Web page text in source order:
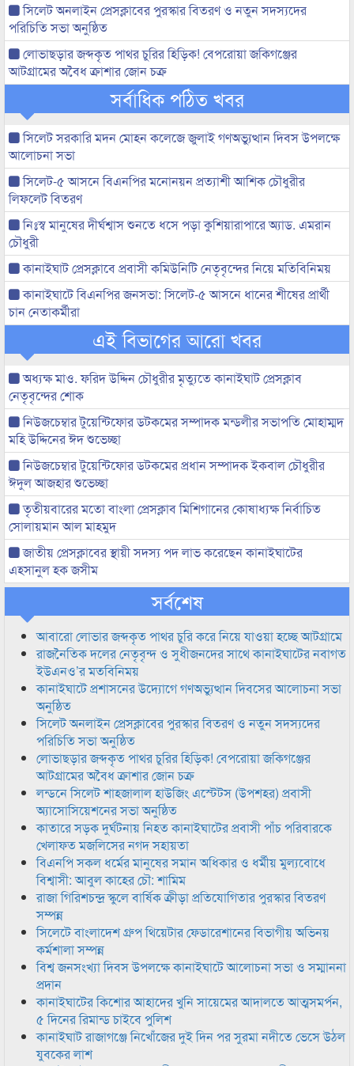
সিলেট অনলাইন প্রেসক্লাবের পুরস্কার বিতরণ ও নতুন সদস্যদের
পরিচিতি সভা অনুষ্ঠিত
লোভাছড়ার জব্দকৃত পাথর চুরির হিড়িক! বেপরোয়া জকিগঞ্জের
আটগ্রামের অবৈধ ক্রাশার জোন চক্র
সর্বাধিক পঠিত খবর
সিলেট সরকারি মদন মোহন কলেজে জুলাই গণঅভ্যুত্থান দিবস উপলক্ষে
আলোচনা সভা
সিলেট-৫ আসনে বিএনপির মনোনয়ন প্রত্যাশী আশিক চৌধুরীর
লিফলেট বিতরণ
নিঃস্ব মানুষের দীর্ঘশ্বাস শুনতে ধসে পড়া কুশিয়ারাপারে অ্যাড. এমরান
চৌধুরী
কানাইঘাট প্রেসক্লাবে প্রবাসী কমিউনিটি নেতৃবৃন্দের নিয়ে মতিবিনিময়
কানাইঘাটে বিএনপির জনসভা: সিলেট-৫ আসনে ধানের শীষের প্রার্থী
চান নেতাকর্মীরা
এই বিভাগের আরো খবর
অধ্যক্ষ মাও. ফরিদ উদ্দিন চৌধুরীর মৃত্যুতে কানাইঘাট প্রেসক্লাব
নেতৃবৃন্দের শোক
নিউজচেম্বার টুয়েন্টিফোর ডটকমের সম্পাদক মন্ডলীর সভাপতি মোহাম্মদ
মহি উদ্দিনের ঈদ শুভেচ্ছা
নিউজচেম্বার টুয়েন্টিফোর ডটকমের প্রধান সম্পাদক ইকবাল চৌধুরীর
ঈদুল আজহার শুভেচ্ছা
তৃতীয়বারের মতো বাংলা প্রেসক্লাব মিশিগানের কোষাধ্যক্ষ নির্বাচিত
সোলায়মান আল মাহমুদ
জাতীয় প্রেসক্লাবের স্থায়ী সদস্য পদ লাভ করেছেন কানাইঘাটের
এহসানুল হক জসীম
সর্বশেষ
আবারো লোভার জব্দকৃত পাথর চুরি করে নিয়ে যাওয়া হচ্ছে আটগ্রামে
রাজনৈতিক দলের নেতৃবৃন্দ ও সুধীজনদের সাথে কানাইঘাটের নবাগত
ইউএনও’র মতবিনিময়
কানাইঘাটে প্রশাসনের উদ্যোগে গণঅভ্যুত্থান দিবসের আলোচনা সভা
অনুষ্ঠিত
সিলেট অনলাইন প্রেসক্লাবের পুরস্কার বিতরণ ও নতুন সদস্যদের
পরিচিতি সভা অনুষ্ঠিত
লোভাছড়ার জব্দকৃত পাথর চুরির হিড়িক! বেপরোয়া জকিগঞ্জের
আটগ্রামের অবৈধ ক্রাশার জোন চক্র
লন্ডনে সিলেট শাহজালাল হাউজিং এস্টেটস (উপশহর) প্রবাসী
অ্যাসোসিয়েশনের সভা অনুষ্ঠিত
কাতারে সড়ক দুর্ঘটনায় নিহত কানাইঘাটের প্রবাসী পাঁচ পরিবারকে
খেলাফত মজলিসের নগদ সহায়তা
বিএনপি সকল ধর্মের মানুষের সমান অধিকার ও ধর্মীয় মুল্যবোধে
বিশ্বাসী: আবুল কাহের চৌ: শামিম
রাজা গিরিশচন্দ্র স্কুলে বার্ষিক ক্রীড়া প্রতিযোগিতার পুরস্কার বিতরণ
সম্পন্ন
সিলেটে বাংলাদেশ গ্রুপ থিয়েটার ফেডারেশানের বিভাগীয় অভিনয়
কর্মশালা সম্পন্ন
বিশ্ব জনসংখ্যা দিবস উপলক্ষে কানাইঘাটে আলোচনা সভা ও সম্মাননা
প্রদান
কানাইঘাটের কিশোর আহাদের খুনি সায়েমের আদালতে আত্মসমর্পন,
৫ দিনের রিমান্ড চাইবে পুলিশ
কানাইঘাট রাজাগঞ্জে নিখোঁজের দুই দিন পর সুরমা নদীতে ভেসে উঠল
যুবকের লাশ